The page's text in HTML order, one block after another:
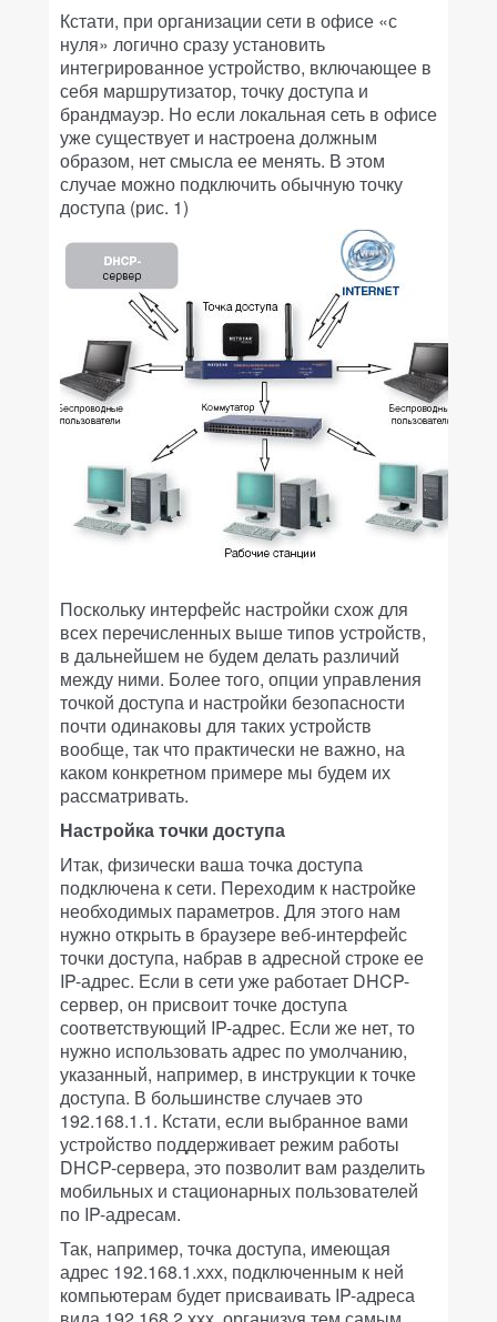
Кстати, при организации сети в офисе «с
нуля» логично сразу установить
интегрированное устройство, включающее в
себя маршрутизатор, точку доступа и
брандмауэр. Но если локальная сеть в офисе
уже существует и настроена должным
образом, нет смысла ее менять. В этом
случае можно подключить обычную точку
доступа (рис. 1)
Поскольку интерфейс настройки схож для
всех перечисленных выше типов устройств,
в дальнейшем не будем делать различий
между ними. Более того, опции управления
точкой доступа и настройки безопасности
почти одинаковы для таких устройств
вообще, так что практически не важно, на
каком конкретном примере мы будем их
рассматривать.
Настройка точки доступа
Итак, физически ваша точка доступа
подключена к сети. Переходим к настройке
необходимых параметров. Для этого нам
нужно открыть в браузере веб-интерфейс
точки доступа, набрав в адресной строке ее
IP-адрес. Если в сети уже работает DHCP-
сервер, он присвоит точке доступа
соответствующий IP-адрес. Если же нет, то
нужно использовать адрес по умолчанию,
указанный, например, в инструкции к точке
доступа. В большинстве случаев это
192.168.1.1. Кстати, если выбранное вами
устройство поддерживает режим работы
DHCP-сервера, это позволит вам разделить
мобильных и стационарных пользователей
по IP-адресам.
Так, например, точка доступа, имеющая
адрес 192.168.1.ххх, подключенным к ней
компьютерам будет присваивать IP-адреса